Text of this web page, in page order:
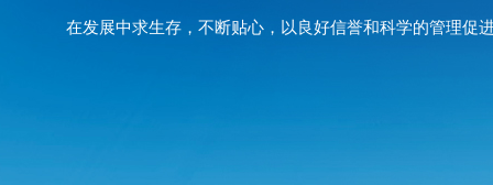
在发展中求生存，不断贴心，以良好信誉和科学的管理促